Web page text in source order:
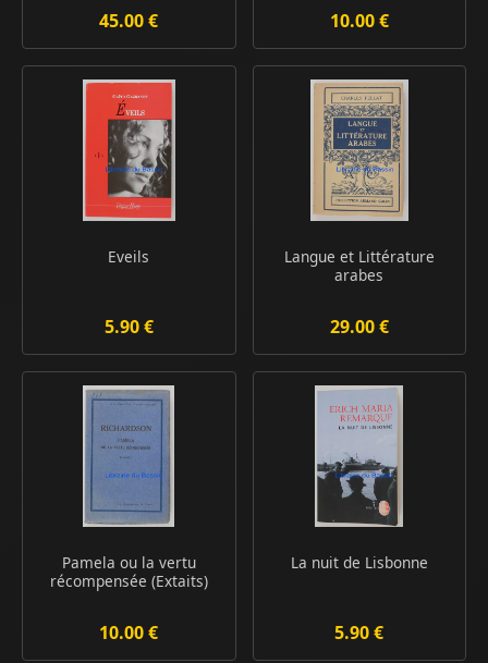
45.00 € 10.00 €
Eveils
5.90 €
Langue et Littérature
arabes
29.00 €
Pamela ou la vertu
récompensée (Extaits)
10.00 €
La nuit de Lisbonne
5.90 €